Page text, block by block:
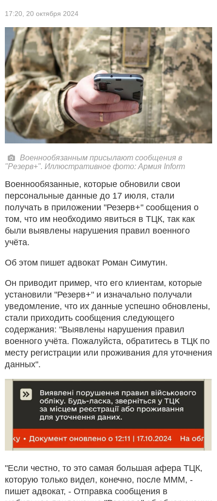
17:20, 20 октября 2024
Военнообязанным присылают сообщения в
"Резерв+". Иллюстративное фото: Армия Inform
Военнообязанные, которые обновили свои
персональные данные до 17 июля, стали
получать в приложении "Резерв+" сообщения о
том, что им необходимо явиться в ТЦК, так как
были выявлены нарушения правил военного
учёта.
Об этом пишет адвокат Роман Симутин.
Он приводит пример, что его клиентам, которые
установили "Резерв+" и изначально получали
уведомление, что их данные успешно обновлены,
стали приходить сообщения следующего
содержания: "Выявлены нарушения правил
военного учёта. Пожалуйста, обратитесь в ТЦК по
месту регистрации или проживания для уточнения
данных".
"Если честно, то это самая большая афера ТЦК,
которую только видел, конечно, после МММ, -
пишет адвокат, - Отправка сообщения в